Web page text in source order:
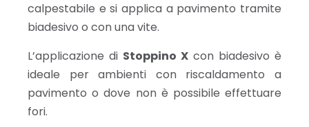
calpestabile e si applica a pavimento tramite
biadesivo o con una vite.
L’applicazione di Stoppino X con biadesivo è
ideale per ambienti con riscaldamento a
pavimento o dove non è possibile effettuare
fori.